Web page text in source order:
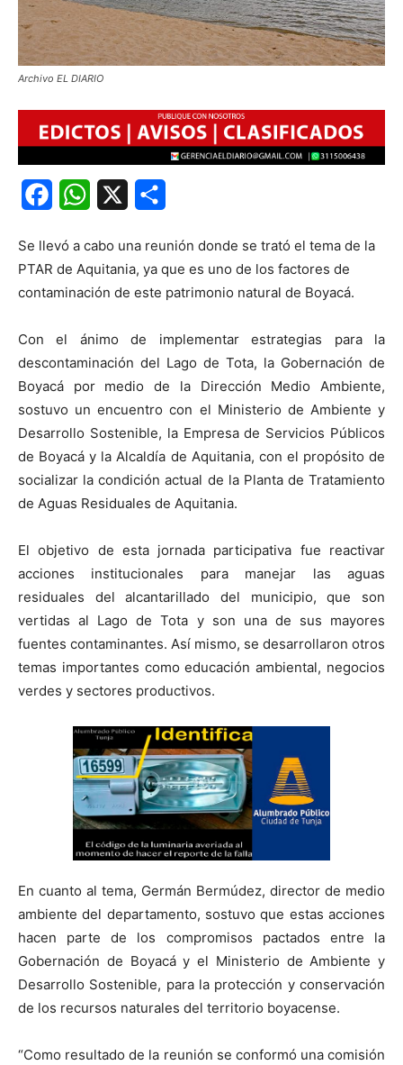
Archivo EL DIARIO
FacebookWhatsApp
Se llevó a cabo una reunión donde se trató el tema de la
PTAR de Aquitania, ya que es uno de los factores de
contaminación de este patrimonio natural de Boyacá.
Con el ánimo de implementar estrategias para la
descontaminación del Lago de Tota, la Gobernación de
Boyacá por medio de la Dirección Medio Ambiente,
sostuvo un encuentro con el Ministerio de Ambiente y
Desarrollo Sostenible, la Empresa de Servicios Públicos
de Boyacá y la Alcaldía de Aquitania, con el propósito de
socializar la condición actual de la Planta de Tratamiento
de Aguas Residuales de Aquitania.
El objetivo de esta jornada participativa fue reactivar
acciones institucionales para manejar las aguas
residuales del alcantarillado del municipio, que son
vertidas al Lago de Tota y son una de sus mayores
fuentes contaminantes. Así mismo, se desarrollaron otros
temas importantes como educación ambiental, negocios
verdes y sectores productivos.
En cuanto al tema, Germán Bermúdez, director de medio
ambiente del departamento, sostuvo que estas acciones
hacen parte de los compromisos pactados entre la
Gobernación de Boyacá y el Ministerio de Ambiente y
Desarrollo Sostenible, para la protección y conservación
de los recursos naturales del territorio boyacense.
“Como resultado de la reunión se conformó una comisión